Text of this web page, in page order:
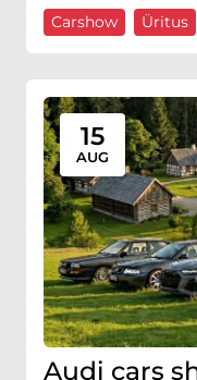
Carshow Üritus
15
AUG
Audi cars